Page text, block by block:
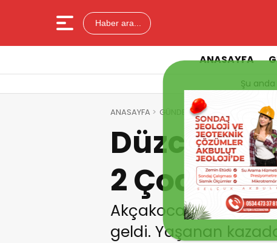
Haber ara...
ANASAYFA
Şu
ANASAYFA GÜNDEM Düzce
Düzce
2 Çocuk
Akçakoca yolu
geldi. Yaşanan